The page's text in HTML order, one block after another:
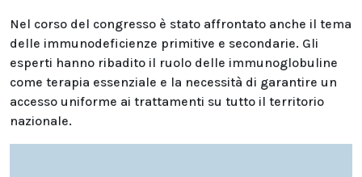
Nel corso del congresso è stato affrontato anche il tema
delle immunodeficienze primitive e secondarie. Gli
esperti hanno ribadito il ruolo delle immunoglobuline
come terapia essenziale e la necessità di garantire un
accesso uniforme ai trattamenti su tutto il territorio
nazionale.